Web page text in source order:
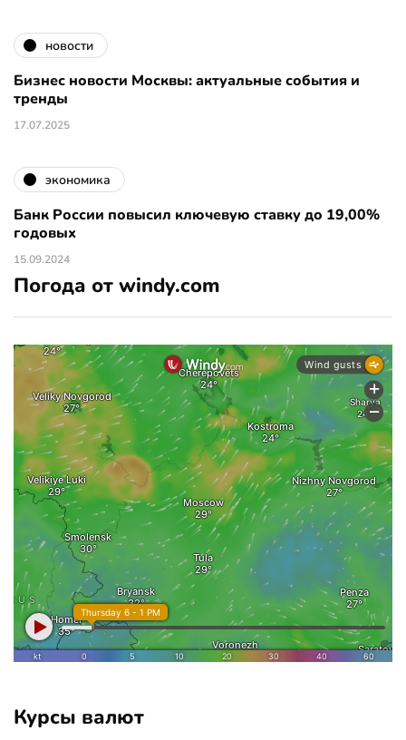
новости
Бизнес новости Москвы: актуальные события и
тренды
17.07.2025
экономика
Банк России повысил ключевую ставку до 19,00%
годовых
15.09.2024
Погода от windy.com
Курсы валют